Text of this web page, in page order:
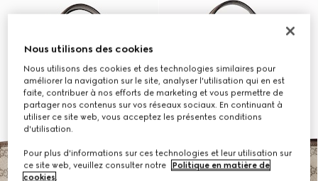
Nous utilisons des cookies
Nous utilisons des cookies et des technologies similaires pour
améliorer la navigation sur le site, analyser l'utilisation qui en est
faite, contribuer à nos efforts de marketing et vous permettre de
partager nos contenus sur vos réseaux sociaux. En continuant à
utiliser ce site web, vous acceptez les présentes conditions
d'utilisation.
Pour plus d'informations sur ces technologies et leur utilisation sur
ce site web, veuillez consulter notre
Politique en matière de
cookies.